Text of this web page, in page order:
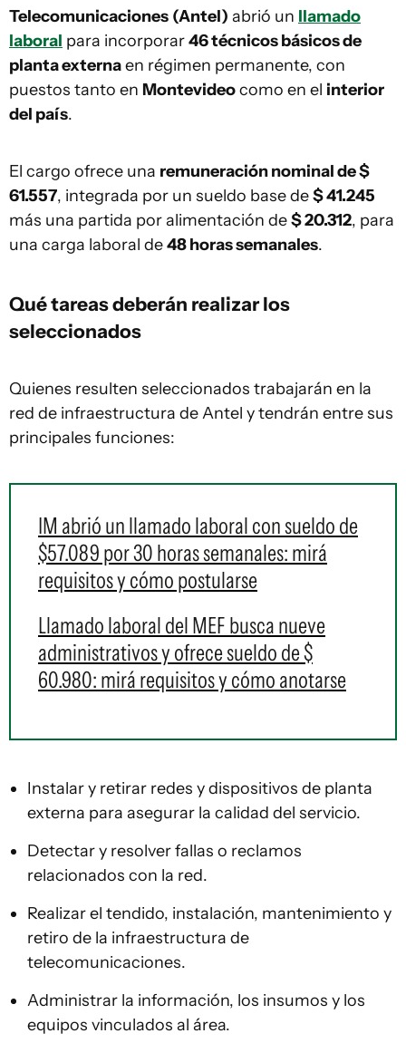
Telecomunicaciones (Antel) abrió un llamado
laboral para incorporar46 técnicos básicos de
planta externaen régimen permanente, con
puestos tanto en Montevideocomo en el interior
del país.
El cargo ofrece una remuneración nominal de $
61.557, integrada por un sueldo base de$ 41.245
más una partida por alimentación de$ 20.312, para
una carga laboral de48 horas semanales.
Qué tareas deberán realizar los
seleccionados
Quienes resulten seleccionados trabajarán en la
red de infraestructura de Antel y tendrán entre sus
principales funciones:
IM abrió un llamado laboral con sueldo de
$57.089 por 30 horas semanales: mirá
requisitos y cómo postularse
Llamado laboral del MEF busca nueve
administrativos y ofrece sueldo de $
60.980: mirá requisitos y cómo anotarse
Instalar y retirar redes y dispositivos de planta
externa para asegurar la calidad del servicio.
Detectar y resolver fallas o reclamos
relacionados con la red.
Realizar el tendido, instalación, mantenimiento y
retiro de la infraestructura de
telecomunicaciones.
Administrar la información, los insumos y los
equipos vinculados al área.